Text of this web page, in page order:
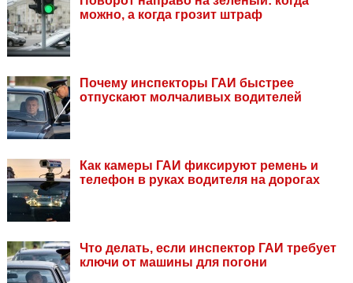
можно, а когда грозит штраф
Почему инспекторы ГАИ быстрее
отпускают молчаливых водителей
Как камеры ГАИ фиксируют ремень и
телефон в руках водителя на дорогах
Что делать, если инспектор ГАИ требует
ключи от машины для погони